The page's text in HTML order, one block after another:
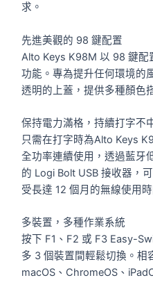
求。
先進美觀的 98 鍵配置
Alto Keys K98M 以 98 鍵配
功能。專為提升任何環境的
透明的上蓋，提供多種顏色
保持電力滿格，持續打字不
只需在打字時為Alto Keys
全功率連續使用，透過藍牙
的 Logi Bolt USB 接收器，
受長達 12 個月的無線使用時
多裝置，多種作業系統
按下 F1、F2 或 F3 Easy-
多 3 個裝置間輕鬆切換。相
macOS、ChromeOS、